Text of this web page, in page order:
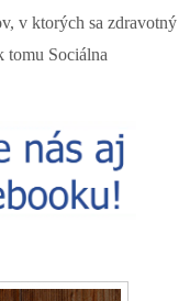
v ktorých sa zdravotný
tomu Sociálna